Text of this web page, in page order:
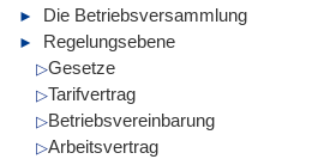
Die Betriebsversammlung
Regelungsebene
Gesetze
Tarifvertrag
Betriebsvereinbarung
Arbeitsvertrag